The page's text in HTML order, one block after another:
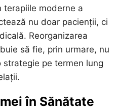
terapiile moderne a
nu doar pacienții, ci
Reorganizarea
să fie, prin urmare, nu
pe termen lung
în Sănătate